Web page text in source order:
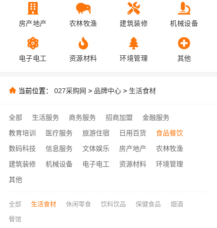
房产地产 农林牧渔 建筑装修 机械设备
电子电工 资源材料 环境管理 其他
当前位置： 027采购网 > 品牌中心 > 生活食材
全部 生活服务 商务服务 招商加盟
金融服务
教育培训
医疗服务 旅游住宿 日用百货
食品餐饮
数码科技
信息服务 文体娱乐 房产地产
农林牧渔
建筑装修
机械设备 电子电工 资源材料
环境管理
其他
全部 生活食材 休闲零食 饮料饮品 保健食品 烟酒
餐馆